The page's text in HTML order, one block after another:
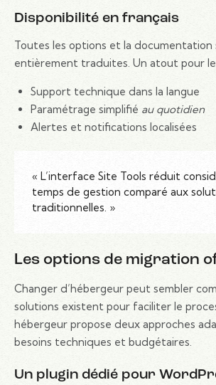
Disponibilité en français
Toutes les options et la documentation
entièrement traduites. Un atout pour
Support technique dans la langue
Paramétrage simplifié au quotidien
Alertes et notifications localisées
« L’interface Site Tools réduit
temps de gestion comparé aux
traditionnelles. »
Les options de migration
Changer d’hébergeur peut sembler
solutions existent pour faciliter le
hébergeur propose deux approches
besoins techniques et budgétaires.
Un plugin dédié pour